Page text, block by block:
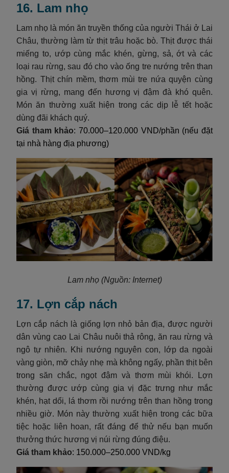
16. Lam nhọ
Lam nhọ là món ăn truyền thống của người Thái ở Lai
Châu, thường làm từ thịt trâu hoặc bò. Thịt được thái
miếng to, ướp cùng mắc khén, gừng, sả, ớt và các
loại rau rừng, sau đó cho vào ống tre nướng trên than
hồng. Thịt chín mềm, thơm mùi tre nứa quyện cùng
gia vị rừng, mang đến hương vị đậm đà khó quên.
Món ăn thường xuất hiện trong các dịp lễ tết hoặc
dùng đãi khách quý.
Giá tham khảo: 70.000–120.000 VND/phần (nếu đặt
tại nhà hàng địa phương)
Lam nhọ(Nguồn: Internet)
17. Lợn cắp nách
Lợn cắp nách là giống lợn nhỏ bản địa, được người
dân vùng cao Lai Châu nuôi thả rông, ăn rau rừng và
ngô tự nhiên. Khi nướng nguyên con, lớp da ngoài
vàng giòn, mỡ chảy nhẹ mà không ngấy, phần thịt bên
trong săn chắc, ngọt đậm và thơm mùi khói. Lợn
thường được ướp cùng gia vị đặc trưng như mắc
khén, hạt dổi, lá thơm rồi nướng trên than hồng trong
nhiều giờ. Món này thường xuất hiện trong các bữa
tiệc hoặc liên hoan, rất đáng để thử nếu bạn muốn
thưởng thức hương vị núi rừng đúng điệu.
Giá tham khảo: 150.000–250.000 VND/kg